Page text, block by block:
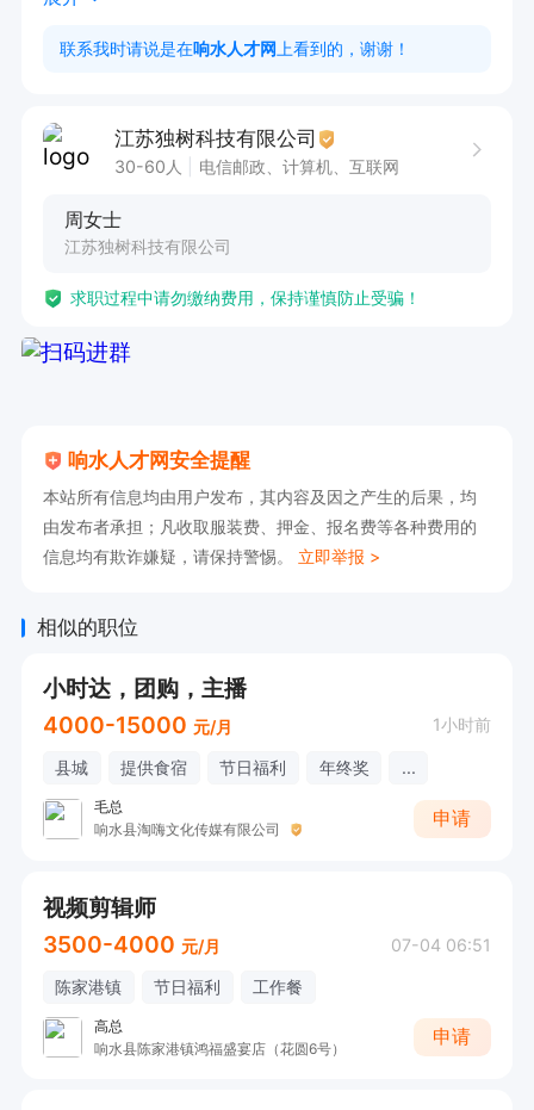
设计与更新
我们对您的期望：
。具备一定的图片处理能力，能独立完成基础作图
。细心、有条理，对商品信息管理有责任感
我们提供：
联系我时请说是在响水人才网 上看到的，谢谢！
江苏独树科技有限公司
30-60人 电信邮政、计算机、互联网
周女士
江苏独树科技有限公司
求职过程中请勿缴纳费用，保持谨慎防止受骗！
响水人才网安全提醒
本站所有信息均由用户发布，其内容及因之产生的后果，均
由发布者承担；凡收取服装费、押金、报名费等各种费用的
信息均有欺诈嫌疑，请保持警惕。 立即举报 >
相似的职位
小时达，团购，主播
4000-15000 元/月 1小时前
县城 提供食宿 节日福利 年终奖 ...
毛总
响水县淘嗨文化传媒有限公司
申请
视频剪辑师
3500-4000 元/月 07-04 06:51
陈家港镇 节日福利 工作餐
高总
响水县陈家港镇鸿福盛宴店（花圆6号）
申请